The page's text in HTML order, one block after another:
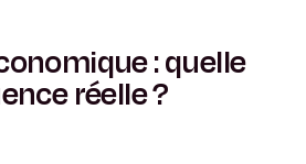
: quelle
réelle ?